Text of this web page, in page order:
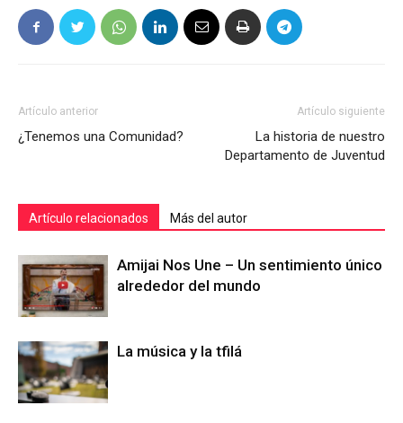
Artículo anterior
¿Tenemos una Comunidad?
Artículo siguiente
La historia de nuestro
Departamento de Juventud
Artículo relacionados Más del autor
Amijai Nos Une – Un sentimiento único
alrededor del mundo
La música y la tfilá